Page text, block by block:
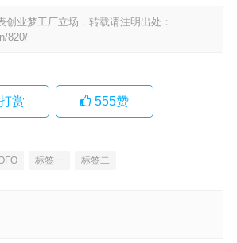
创业梦工厂立场，转载请注明出处：
820/
赏 555赞
标签一 标签二